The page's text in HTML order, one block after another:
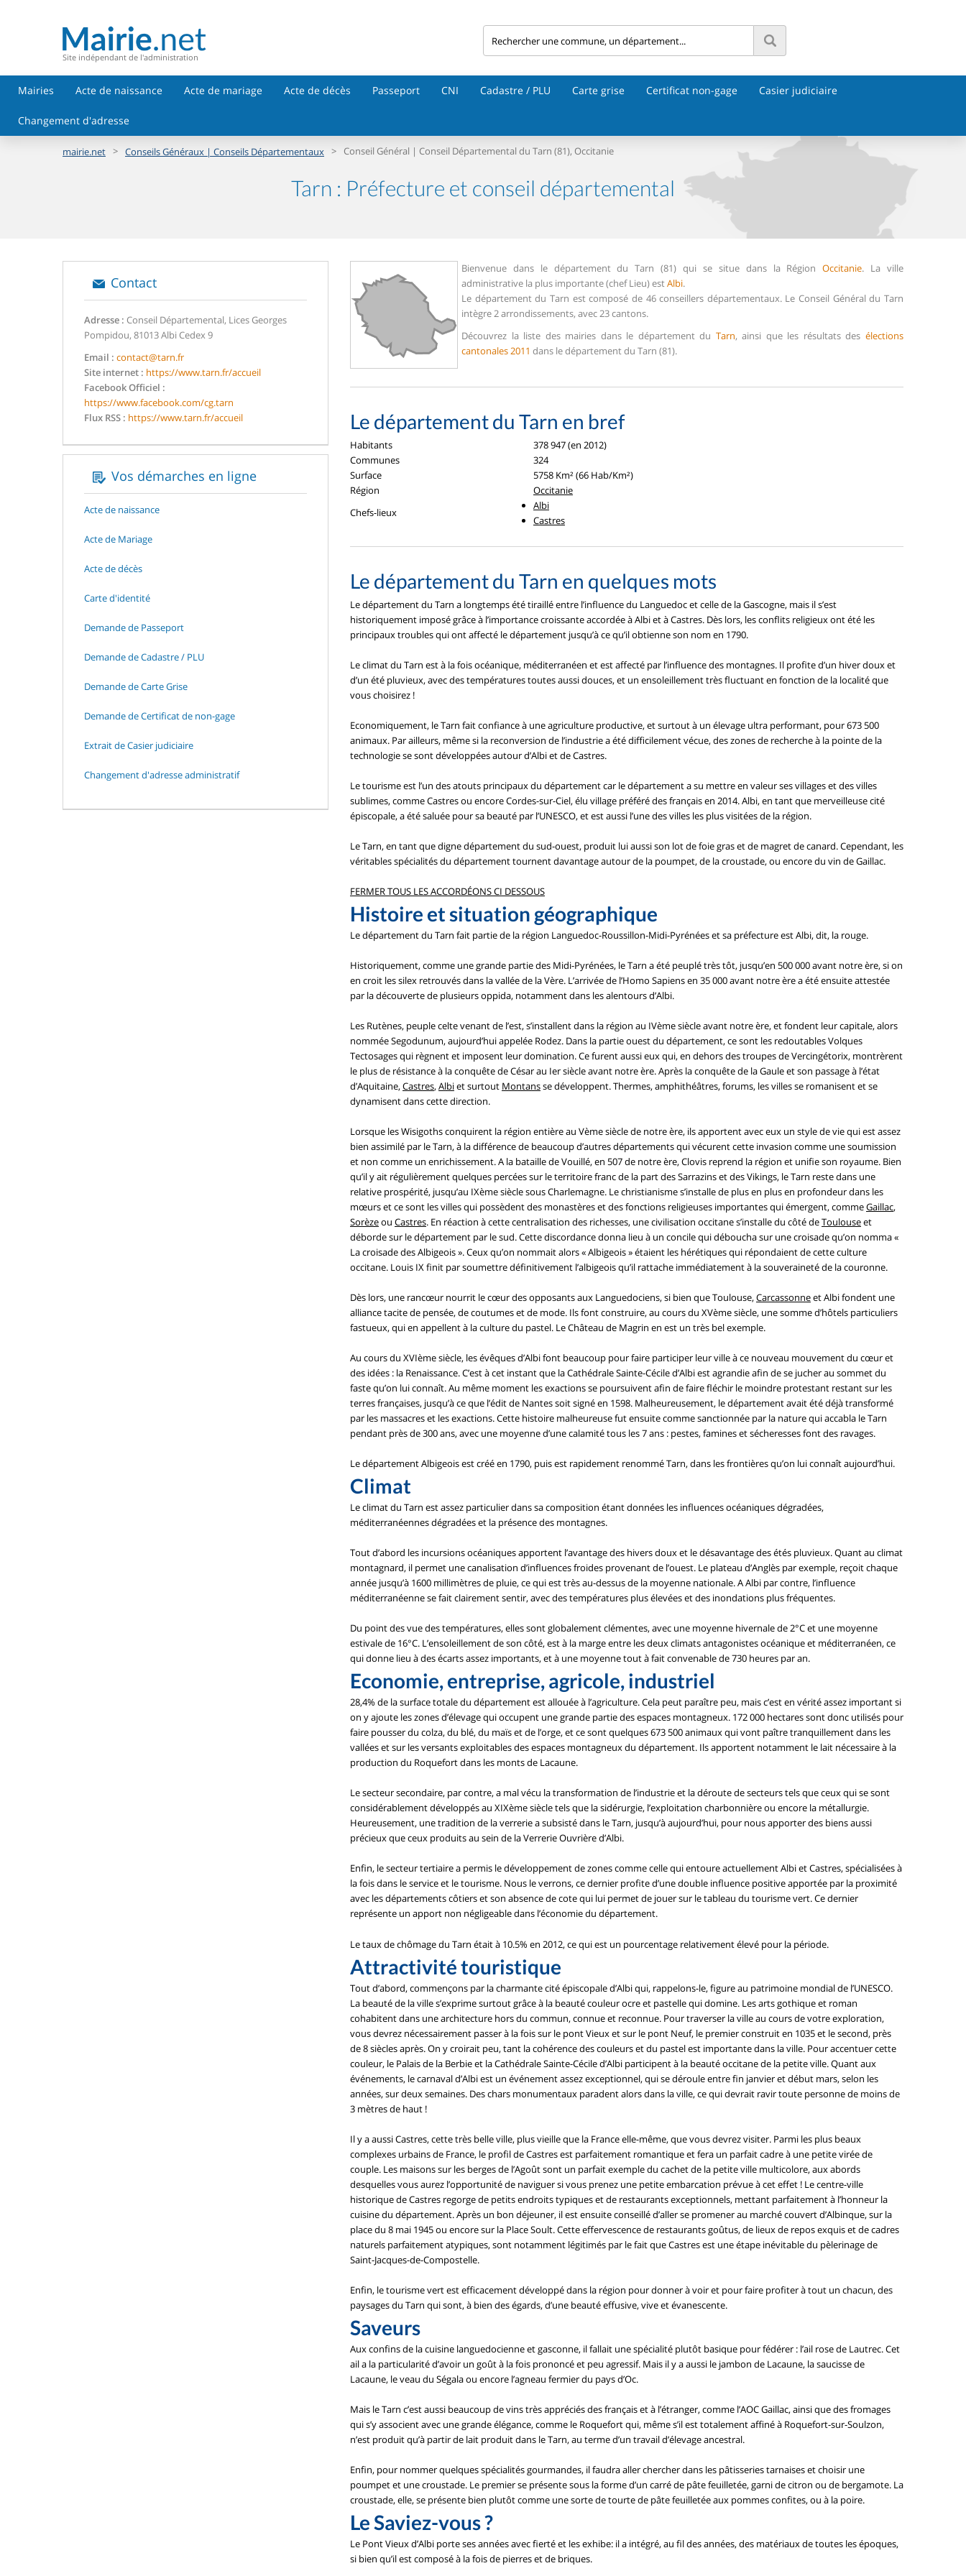
Site indépendant de l'administration
Mairies Acte de naissance Acte de mariage Acte de décès Passeport CNI Cadastre / PLU Carte grise Certificat non-gage Casier judiciaire
Changement d'adresse
mairie.net > Conseils Généraux | Conseils Départementaux > Conseil Général | Conseil Départemental du Tarn (81), Occitanie
Tarn : Préfecture et conseil départemental
Contact
Adresse : Conseil Départemental, Lices Georges
Pompidou, 81013 Albi Cedex 9
Email : contact@tarn.fr
Site internet : https://www.tarn.fr/accueil
Facebook Officiel :
https://www.facebook.com/cg.tarn
Flux RSS : https://www.tarn.fr/accueil
Vos démarches en ligne
Acte de naissance
Acte de Mariage
Acte de décès
Carte d'identité
Demande de Passeport
Demande de Cadastre / PLU
Demande de Carte Grise
Demande de Certificat de non-gage
Extrait de Casier judiciaire
Changement d'adresse administratif
Bienvenue dans le département du Tarn (81) qui se situe dans la RégionOccitanie. La ville
administrative la plus importante (chef Lieu) estAlbi.
Le département du Tarn est composé de 46 conseillers départementaux. Le Conseil Général du Tarn
intègre 2 arrondissements, avec 23 cantons.
Découvrez la liste des mairies dans le département du Tarn, ainsi que les résultats des élections
cantonales 2011 dans le département du Tarn (81).
Le département du Tarn en bref
Habitants
378 947 (en 2012)
Communes
324
Surface
5758 Km² (66 Hab/Km²)
Région
Occitanie
Chefs-lieux
Albi
Castres
Le département du Tarn en quelques mots
Le département du Tarn a longtemps été tiraillé entre l’influence du Languedoc et celle de la Gascogne, mais il s’est
historiquement imposé grâce à l’importance croissante accordée à Albi et à Castres. Dès lors, les conflits religieux ont été les
principaux troubles qui ont affecté le département jusqu’à ce qu’il obtienne son nom en 1790.
Le climat du Tarn est à la fois océanique, méditerranéen et est affecté par l’influence des montagnes. Il profite d’un hiver doux et
d’un été pluvieux, avec des températures toutes aussi douces, et un ensoleillement très fluctuant en fonction de la localité que
vous choisirez !
Economiquement, le Tarn fait confiance à une agriculture productive, et surtout à un élevage ultra performant, pour 673 500
animaux. Par ailleurs, même si la reconversion de l’industrie a été difficilement vécue, des zones de recherche à la pointe de la
technologie se sont développées autour d’Albi et de Castres.
Le tourisme est l’un des atouts principaux du département car le département a su mettre en valeur ses villages et des villes
sublimes, comme Castres ou encore Cordes-sur-Ciel, élu village préféré des français en 2014. Albi, en tant que merveilleuse cité
épiscopale, a été saluée pour sa beauté par l’UNESCO, et est aussi l’une des villes les plus visitées de la région.
Le Tarn, en tant que digne département du sud-ouest, produit lui aussi son lot de foie gras et de magret de canard. Cependant, les
véritables spécialités du département tournent davantage autour de la poumpet, de la croustade, ou encore du vin de Gaillac.
FERMER TOUS LES ACCORDÉONS CI DESSOUS
Histoire et situation géographique
Le département du Tarn fait partie de la région Languedoc-Roussillon-Midi-Pyrénées et sa préfecture est Albi, dit, la rouge.
Historiquement, comme une grande partie des Midi-Pyrénées, le Tarn a été peuplé très tôt, jusqu’en 500 000 avant notre ère, si on
en croit les silex retrouvés dans la vallée de la Vère. L’arrivée de l’Homo Sapiens en 35 000 avant notre ère a été ensuite attestée
par la découverte de plusieurs oppida, notamment dans les alentours d’Albi.
Les Rutènes, peuple celte venant de l’est, s’installent dans la région au IVème siècle avant notre ère, et fondent leur capitale, alors
nommée Segodunum, aujourd’hui appelée Rodez. Dans la partie ouest du département, ce sont les redoutables Volques
Tectosages qui règnent et imposent leur domination. Ce furent aussi eux qui, en dehors des troupes de Vercingétorix, montrèrent
le plus de résistance à la conquête de César au Ier siècle avant notre ère. Après la conquête de la Gaule et son passage à l’état
d’Aquitaine,Castres,Albiet surtout Montansse développent. Thermes, amphithéâtres, forums, les villes se romanisent et se
dynamisent dans cette direction.
Lorsque les Wisigoths conquirent la région entière au Vème siècle de notre ère, ils apportent avec eux un style de vie qui est assez
bien assimilé par le Tarn, à la différence de beaucoup d’autres départements qui vécurent cette invasion comme une soumission
et non comme un enrichissement. A la bataille de Vouillé, en 507 de notre ère, Clovis reprend la région et unifie son royaume. Bien
qu’il y ait régulièrement quelques percées sur le territoire franc de la part des Sarrazins et des Vikings, le Tarn reste dans une
relative prospérité, jusqu’au IXème siècle sous Charlemagne. Le christianisme s’installe de plus en plus en profondeur dans les
mœurs et ce sont les villes qui possèdent des monastères et des fonctions religieuses importantes qui émergent, commeGaillac,
Sorèzeou Castres. En réaction à cette centralisation des richesses, une civilisation occitane s’installe du côté deToulouseet
déborde sur le département par le sud. Cette discordance donna lieu à un concile qui déboucha sur une croisade qu’on nomma «
La croisade des Albigeois ». Ceux qu’on nommait alors « Albigeois » étaient les hérétiques qui répondaient de cette culture
occitane. Louis IX finit par soumettre définitivement l’albigeois qu’il rattache immédiatement à la souveraineté de la couronne.
Dès lors, une rancœur nourrit le cœur des opposants aux Languedociens, si bien que Toulouse,Carcassonneet Albi fondent une
alliance tacite de pensée, de coutumes et de mode. Ils font construire, au cours du XVème siècle, une somme d’hôtels particuliers
fastueux, qui en appellent à la culture du pastel. Le Château de Magrin en est un très bel exemple.
Au cours du XVIème siècle, les évêques d’Albi font beaucoup pour faire participer leur ville à ce nouveau mouvement du cœur et
des idées : la Renaissance. C’est à cet instant que la Cathédrale Sainte-Cécile d’Albi est agrandie afin de se jucher au sommet du
faste qu’on lui connaît. Au même moment les exactions se poursuivent afin de faire fléchir le moindre protestant restant sur les
terres françaises, jusqu’à ce que l’édit de Nantes soit signé en 1598. Malheureusement, le département avait été déjà transformé
par les massacres et les exactions. Cette histoire malheureuse fut ensuite comme sanctionnée par la nature qui accabla le Tarn
pendant près de 300 ans, avec une moyenne d’une calamité tous les 7 ans : pestes, famines et sécheresses font des ravages.
Le département Albigeois est créé en 1790, puis est rapidement renommé Tarn, dans les frontières qu’on lui connaît aujourd’hui.
Climat
Le climat du Tarn est assez particulier dans sa composition étant données les influences océaniques dégradées,
méditerranéennes dégradées et la présence des montagnes.
Tout d’abord les incursions océaniques apportent l’avantage des hivers doux et le désavantage des étés pluvieux. Quant au climat
montagnard, il permet une canalisation d’influences froides provenant de l’ouest. Le plateau d’Anglès par exemple, reçoit chaque
année jusqu’à 1600 millimètres de pluie, ce qui est très au-dessus de la moyenne nationale. A Albi par contre, l’influence
méditerranéenne se fait clairement sentir, avec des températures plus élevées et des inondations plus fréquentes.
Du point des vue des températures, elles sont globalement clémentes, avec une moyenne hivernale de 2°C et une moyenne
estivale de 16°C. L’ensoleillement de son côté, est à la marge entre les deux climats antagonistes océanique et méditerranéen, ce
qui donne lieu à des écarts assez importants, et à une moyenne tout à fait convenable de 730 heures par an.
Economie, entreprise, agricole, industriel
28,4% de la surface totale du département est allouée à l’agriculture. Cela peut paraître peu, mais c’est en vérité assez important si
on y ajoute les zones d’élevage qui occupent une grande partie des espaces montagneux. 172 000 hectares sont donc utilisés pour
faire pousser du colza, du blé, du maïs et de l’orge, et ce sont quelques 673 500 animaux qui vont paître tranquillement dans les
vallées et sur les versants exploitables des espaces montagneux du département. Ils apportent notamment le lait nécessaire à la
production du Roquefort dans les monts de Lacaune.
Le secteur secondaire, par contre, a mal vécu la transformation de l’industrie et la déroute de secteurs tels que ceux qui se sont
considérablement développés au XIXème siècle tels que la sidérurgie, l’exploitation charbonnière ou encore la métallurgie.
Heureusement, une tradition de la verrerie a subsisté dans le Tarn, jusqu’à aujourd’hui, pour nous apporter des biens aussi
précieux que ceux produits au sein de la Verrerie Ouvrière d’Albi.
Enfin, le secteur tertiaire a permis le développement de zones comme celle qui entoure actuellement Albi et Castres, spécialisées à
la fois dans le service et le tourisme. Nous le verrons, ce dernier profite d’une double influence positive apportée par la proximité
avec les départements côtiers et son absence de cote qui lui permet de jouer sur le tableau du tourisme vert. Ce dernier
représente un apport non négligeable dans l’économie du département.
Le taux de chômage du Tarn était à 10.5% en 2012, ce qui est un pourcentage relativement élevé pour la période.
Attractivité touristique
Tout d’abord, commençons par la charmante cité épiscopale d’Albi qui, rappelons-le, figure au patrimoine mondial de l’UNESCO.
La beauté de la ville s’exprime surtout grâce à la beauté couleur ocre et pastelle qui domine. Les arts gothique et roman
cohabitent dans une architecture hors du commun, connue et reconnue. Pour traverser la ville au cours de votre exploration,
vous devrez nécessairement passer à la fois sur le pont Vieux et sur le pont Neuf, le premier construit en 1035 et le second, près
de 8 siècles après. On y croirait peu, tant la cohérence des couleurs et du pastel est importante dans la ville. Pour accentuer cette
couleur, le Palais de la Berbie et la Cathédrale Sainte-Cécile d’Albi participent à la beauté occitane de la petite ville. Quant aux
événements, le carnaval d’Albi est un événement assez exceptionnel, qui se déroule entre fin janvier et début mars, selon les
années, sur deux semaines. Des chars monumentaux paradent alors dans la ville, ce qui devrait ravir toute personne de moins de
3 mètres de haut !
Il y a aussi Castres, cette très belle ville, plus vieille que la France elle-même, que vous devrez visiter. Parmi les plus beaux
complexes urbains de France, le profil de Castres est parfaitement romantique et fera un parfait cadre à une petite virée de
couple. Les maisons sur les berges de l’Agoût sont un parfait exemple du cachet de la petite ville multicolore, aux abords
desquelles vous aurez l’opportunité de naviguer si vous prenez une petite embarcation prévue à cet effet ! Le centre-ville
historique de Castres regorge de petits endroits typiques et de restaurants exceptionnels, mettant parfaitement à l’honneur la
cuisine du département. Après un bon déjeuner, il est ensuite conseillé d’aller se promener au marché couvert d’Albinque, sur la
place du 8 mai 1945 ou encore sur la Place Soult. Cette effervescence de restaurants goûtus, de lieux de repos exquis et de cadres
naturels parfaitement atypiques, sont notamment légitimés par le fait que Castres est une étape inévitable du pèlerinage de
Saint-Jacques-de-Compostelle.
Enfin, le tourisme vert est efficacement développé dans la région pour donner à voir et pour faire profiter à tout un chacun, des
paysages du Tarn qui sont, à bien des égards, d’une beauté effusive, vive et évanescente.
Saveurs
Aux confins de la cuisine languedocienne et gasconne, il fallait une spécialité plutôt basique pour fédérer : l’ail rose de Lautrec. Cet
ail a la particularité d’avoir un goût à la fois prononcé et peu agressif. Mais il y a aussi le jambon de Lacaune, la saucisse de
Lacaune, le veau du Ségala ou encore l’agneau fermier du pays d’Oc.
Mais le Tarn c’est aussi beaucoup de vins très appréciés des français et à l’étranger, comme l’AOC Gaillac, ainsi que des fromages
qui s’y associent avec une grande élégance, comme le Roquefort qui, même s’il est totalement affiné à Roquefort-sur-Soulzon,
n’est produit qu’à partir de lait produit dans le Tarn, au terme d’un travail d’élevage ancestral.
Enfin, pour nommer quelques spécialités gourmandes, il faudra aller chercher dans les pâtisseries tarnaises et choisir une
poumpet et une croustade. Le premier se présente sous la forme d’un carré de pâte feuilletée, garni de citron ou de bergamote. La
croustade, elle, se présente bien plutôt comme une sorte de tourte de pâte feuilletée aux pommes confites, ou à la poire.
Le Saviez-vous ?
Le Pont Vieux d’Albi porte ses années avec fierté et les exhibe: il a intégré, au fil des années, des matériaux de toutes les époques,
si bien qu’il est composé à la fois de pierres et de briques.